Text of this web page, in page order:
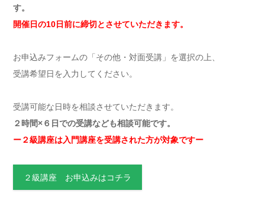
す。
開催日の10日前に締切とさせていただきます。
お申込みフォームの「その他・対面受講」を選択の上、
受講希望日を入力してください。
受講可能な日時を相談させていただきます。
２時間×６日での受講なども相談可能です。
ー２級講座は入門講座を受講された方が対象ですー
２級講座 お申込みはコチラ